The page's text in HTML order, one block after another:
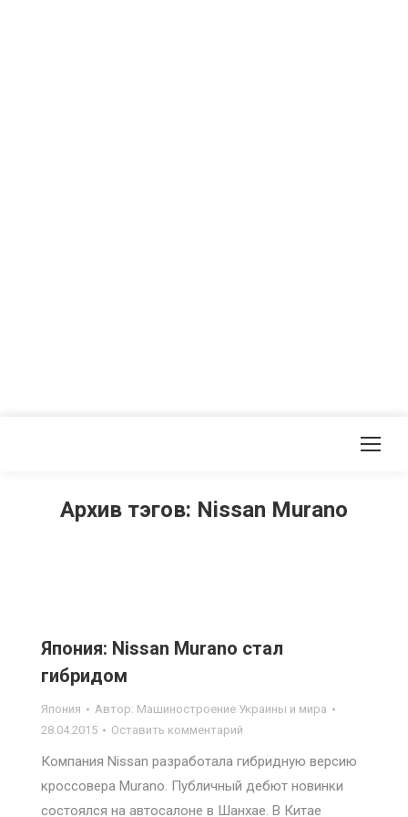
Архив тэгов: Nissan Murano
Япония: Nissan Murano стал
гибридом
Япония Автор: Машиностроение Украины и мира
28.04.2015
Оставить комментарий
Компания Nissan разработала гибридную версию
кроссовера Murano. Публичный дебют новинки
состоялся на автосалоне в Шанхае. В Китае